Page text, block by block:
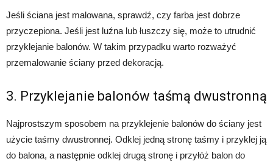
Jeśli ściana jest malowana, sprawdź, czy farba jest dobrze
przyczepiona. Jeśli jest luźna lub łuszczy się, może to utrudnić
przyklejanie balonów. W takim przypadku warto rozważyć
przemalowanie ściany przed dekoracją.
3. Przyklejanie balonów taśmą dwustronną
Najprostszym sposobem na przyklejenie balonów do ściany jest
użycie taśmy dwustronnej. Odklej jedną stronę taśmy i przyklej ją
do balona, a następnie odklej drugą stronę i przyłóż balon do